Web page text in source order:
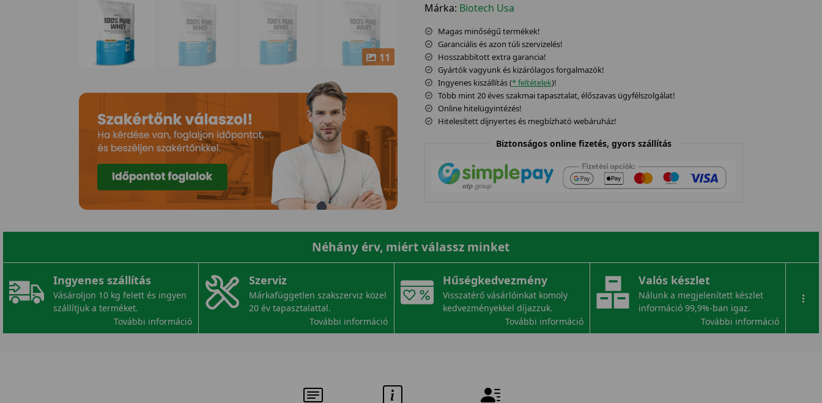
11
Márka: Biotech Usa
Magas minőségű termékek!
Garanciális és azon túli szervizelés!
Hosszabbított extra garancia!
Gyártók vagyunk és kizárólagos forgalmazók!
Ingyenes kiszállítás (* feltételek)!
Több mint 20 éves szakmai tapasztalat, élőszavas ügyfélszolgálat!
Online hitelügyintézés!
Hitelesített díjnyertes és megbízható webáruház!
Biztonságos online fizetés, gyors szállítás
Néhány érv, miért válassz minket
Ingyenes szállítás
Vásároljon 10 kg felett és ingyen
szállítjuk a terméket.
További információ
Szerviz
Márkafüggetlen szakszerviz közel
20 év tapasztalattal.
További információ
Hűségkedvezmény
Visszatérő vásárlóinkat komoly
kedvezményekkel díjazzuk.
További információ
Valós készlet
Nálunk a megjelenített készlet
információ 99,9%-ban igaz.
További információ
...